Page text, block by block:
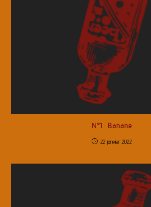
N°1 : Banane
22 janvier 2022